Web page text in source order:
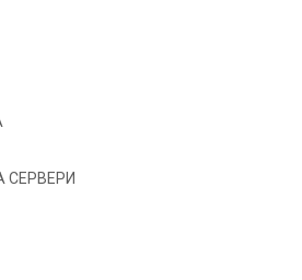
СЕРВЕРИ